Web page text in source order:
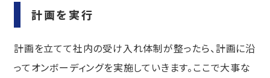
計画を実行
計画を立てて社内の受け入れ体制が整ったら、計画に沿
ってオンボーディングを実施していきます。ここで大事な